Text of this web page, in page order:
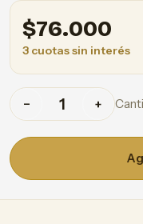
$76.000
3 cuotas sin interés
− +